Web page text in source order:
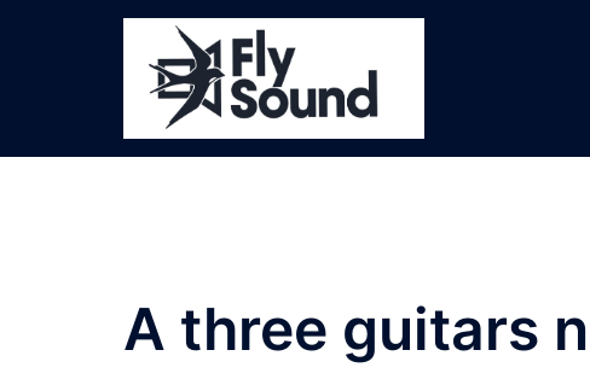
A three guitars